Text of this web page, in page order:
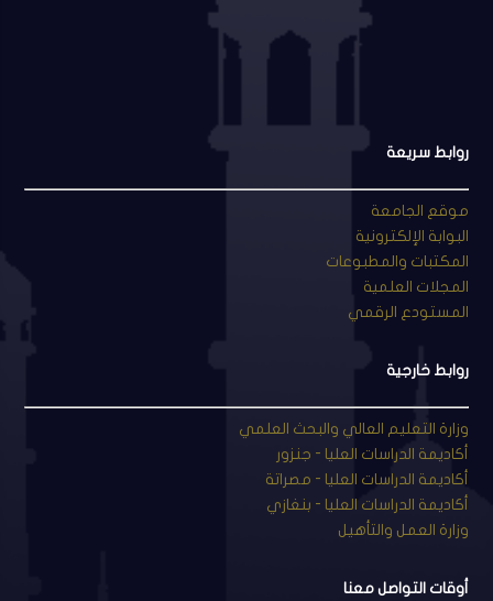
روابط سريعة
موقع الجامعة
البوابة الإلكترونية
المكتبات والمطبوعات
المجلات العلمية
المستودع الرقمي
روابط خارجية
وزارة التعليم العالي والبحث العلمي
أكاديمة الدراسات العليا - جنزور
أكاديمة الدراسات العليا - مصراتة
أكاديمة الدراسات العليا - بنغازي
وزارة العمل والتأهيل
أوقات التواصل معنا